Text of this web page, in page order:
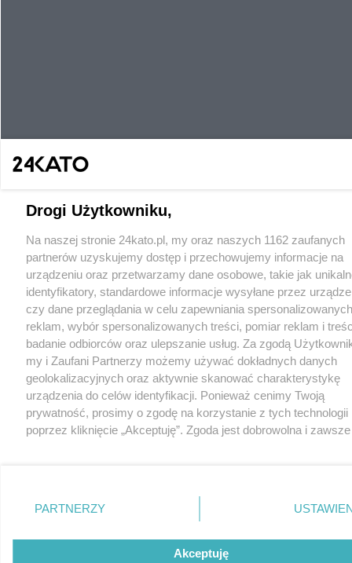
Drogi Użytkowniku,
Na naszej stronie 24kato.pl, my oraz naszych 1162 zaufanych
partnerów uzyskujemy dostęp i przechowujemy informacje na
urządzeniu oraz przetwarzamy dane osobowe, takie jak
identyfikatory, standardowe informacje wysyłane przez
czy dane przeglądania w celu zapewniania spersonalizowanych
reklam, wybór spersonalizowanych treści, pomiar reklam i
badanie odbiorców oraz ulepszanie usług. Za zgodą
my i Zaufani Partnerzy możemy używać dokładnych danych
geolokalizacyjnych oraz aktywnie skanować charakterystykę
urządzenia do celów identyfikacji. Ponieważ cenimy Twoją
prywatność, prosimy o zgodę na korzystanie z tych technologii
poprzez kliknięcie „Akceptuję”. Zgoda jest dobrowolna i zawsze
prawo sprzeciwić się takiemu przetwarzaniu. Preferencje będą
miały zastosowania tylko na tej witrynie.
Zapoznaj się z poniższymi informacjami, abyś mógł świadomie
PARTNERZY
Akceptuję